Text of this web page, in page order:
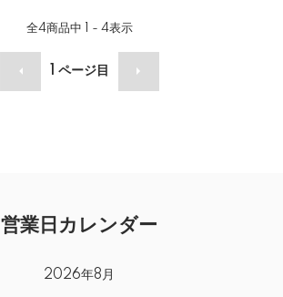
全4商品中 1 - 4表示
ページ目
営業日カレンダー
2026年8月